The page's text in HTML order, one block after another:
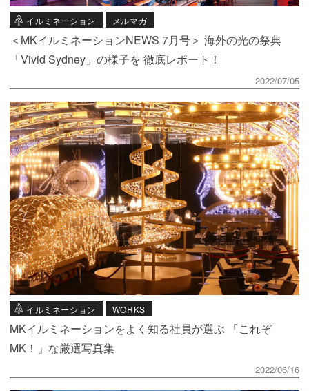
イルミネーション メルマガ
＜MKイルミネーションNEWS 7月号＞ 海外の光の祭典
「Vivid Sydney」の様子を 徹底レポート！
2022/07/05
イルミネーション WORKS
MKイルミネーションをよく知る社員が選ぶ 「これぞ
MK！」な厳選写真集
2022/06/16